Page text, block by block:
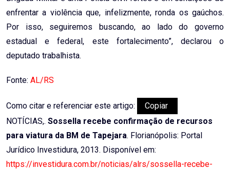
enfrentar a violência que, infelizmente, ronda os gaúchos.
Por isso, seguiremos buscando, ao lado do governo
estadual e federal, este fortalecimento”, declarou o
deputado trabalhista.
Fonte: AL/RS
Como citar e referenciar este artigo:
Copiar
NOTÍCIAS,. Sossella recebe confirmação de recursos
para viatura da BM de Tapejara. Florianópolis: Portal
Jurídico Investidura, 2013. Disponível em:
https://investidura.com.br/noticias/alrs/sossella-recebe-